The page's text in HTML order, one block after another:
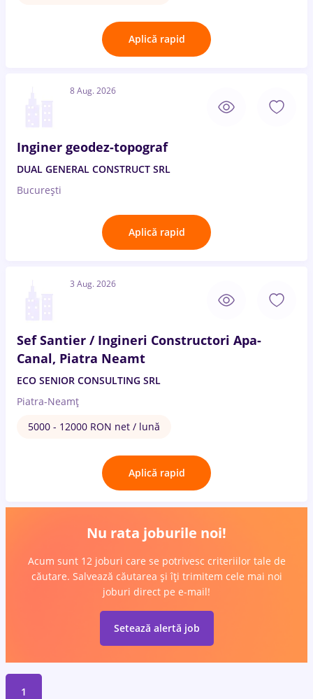
Aplică rapid
8 Aug. 2026
Inginer geodez-topograf
DUAL GENERAL CONSTRUCT SRL
București
Aplică rapid
3 Aug. 2026
Sef Santier / Ingineri Constructori Apa-
Canal, Piatra Neamt
ECO SENIOR CONSULTING SRL
Piatra-Neamț
5000 - 12000 RON net / lună
Aplică rapid
Nu rata joburile noi!
Acum sunt 12 joburi care se potrivesc criteriilor tale de
căutare. Salvează căutarea și îți trimitem cele mai noi
joburi direct pe e-mail!
Setează alertă job
1